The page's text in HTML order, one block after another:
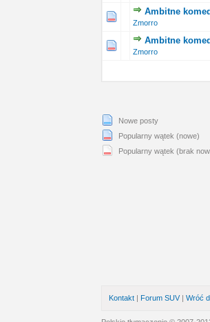
Ambitne
Zmorro
głosów - średnia ocena: 0 na 5 gwiazdek
5
Ambitne
Zmorro
głosów - średnia ocena: 0 na 5 gwiazdek
5
Nowe posty
Popularny wątek (nowe)
Popularny wątek (brak
Kontakt | Forum SUV| Wróć